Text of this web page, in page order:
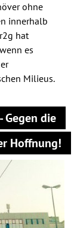
ohne
innerhalb
hat
es
Milieus.
Gegen die
Hoffnung!